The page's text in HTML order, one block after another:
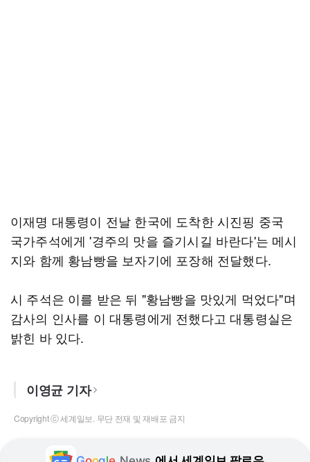
이재명 대통령이 전날 한국에 도착한 시진핑 중국
국가주석에게 '경주의 맛을 즐기시길 바란다'는 메시
지와 함께 황남빵을 보자기에 포장해 전달했다.
시 주석은 이를 받은 뒤 "황남빵을 맛있게 먹었다"며
감사의 인사를 이 대통령에게 전했다고 대통령실은
밝힌 바 있다.
이영균 기자
Copyright ⓒ 세계일보. 무단 전재 및 재배포 금지